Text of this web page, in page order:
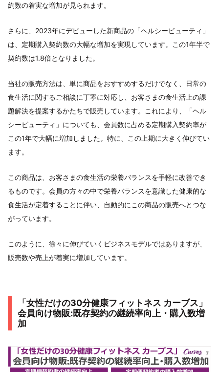
約数の着実な増加が見られます。
さらに、2023年にデビューした新商品の「ヘルシービューティ」
は、定期購入契約数の大幅な増加を実現しています。この1年半で
契約数は1.8倍となりました。
当社の販売方法は、単に商品をおすすめするだけでなく、日常の
食生活に関するご相談に丁寧に対応し、お客さまの食生活上の課
題解決を提案するかたちで販売しています。これにより、「ヘル
シービューティ」についても、会員数に占める定期購入契約率が
この1年で大幅に増加しました。特に、この上期に大きく伸びてい
ます。
この商品は、お客さまの食生活の栄養バランスを手軽に改善でき
るものです。会員の方々の中で栄養バランスを意識した健康的な
食生活が定着することに伴い、自動的にこの商品の販売へとつな
がっています。
このように、徐々に伸びていくビジネスモデルではありますが、
販売数や売上が着実に増加しています。
「女性だけの30分健康フィットネス カーブス」
会員向け物販:既存契約の継続率向上・購入数増
加